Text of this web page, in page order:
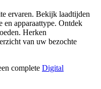
ervaren. Bekijk laadtijden
en apparaattype. Ontdek
Herken
van uw bezochte
complete Digital